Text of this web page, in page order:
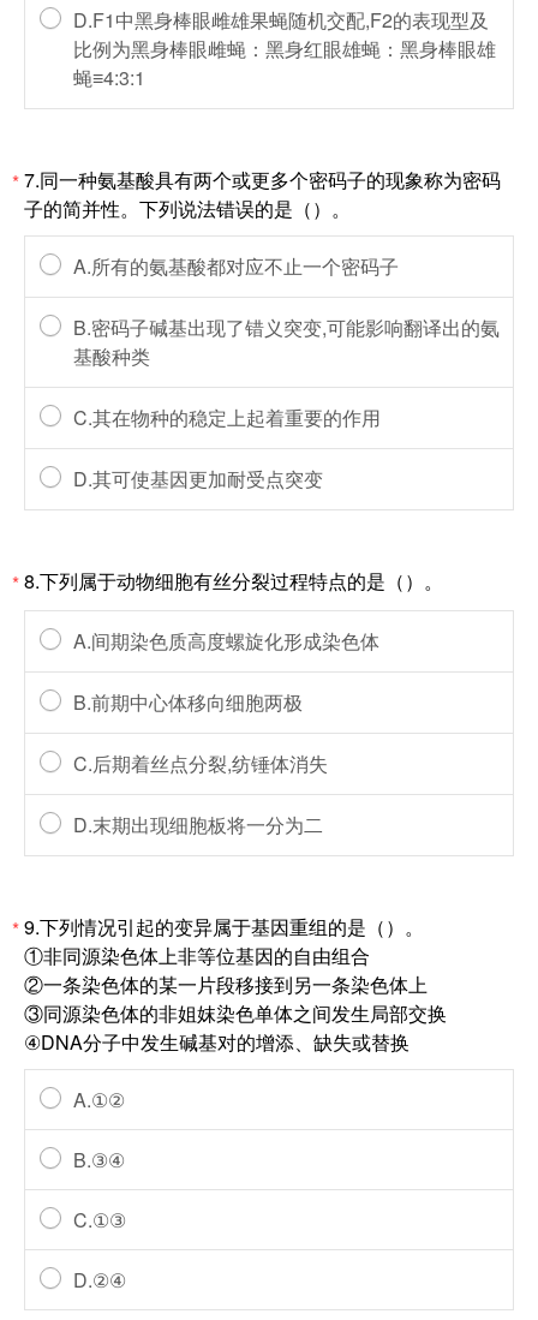
D.F1中黑身棒眼雌雄果蝇随机交配,F2的表现型及
比例为黑身棒眼雌蝇：黑身红眼雄蝇：黑身棒眼雄
蝇≡4:3:1
*7.同一种氨基酸具有两个或更多个密码子的现象称为密码
子的简并性。下列说法错误的是（）。
A.所有的氨基酸都对应不止一个密码子
B.密码子碱基出现了错义突变,可能影响翻译出的氨
基酸种类
C.其在物种的稳定上起着重要的作用
D.其可使基因更加耐受点突变
*8.下列属于动物细胞有丝分裂过程特点的是（）。
A.间期染色质高度螺旋化形成染色体
B.前期中心体移向细胞两极
C.后期着丝点分裂,纺锤体消失
D.末期出现细胞板将一分为二
*9.下列情况引起的变异属于基因重组的是（）。
①非同源染色体上非等位基因的自由组合
②一条染色体的某一片段移接到另一条染色体上
③同源染色体的非姐妺染色单体之间发生局部交换
④DNA分子中发生碱基对的增添、缺失或替换
A.①②
B.③④
C.①③
D.②④